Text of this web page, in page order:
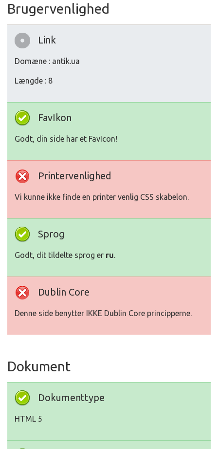
Brugervenlighed
Link
Domæne : antik.ua
Længde : 8
FavIkon
Godt, din side har et FavIcon!
Printervenlighed
Vi kunne ikke finde en printer venlig CSS skabelon.
Sprog
Godt, dit tildelte sprog er ru.
Dublin Core
Denne side benytter IKKE Dublin Core principperne.
Dokument
Dokumenttype
HTML 5